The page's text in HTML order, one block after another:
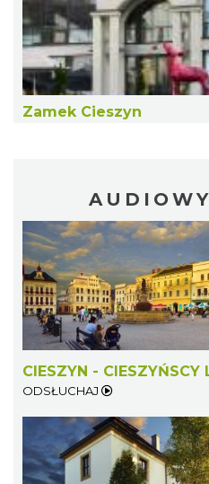
Cieszyn
0.10 km
0.10 km
Cieszyn
Zamek Cieszyn
CIESZYN - CIESZYŃSCY
ODSŁUCHAJ